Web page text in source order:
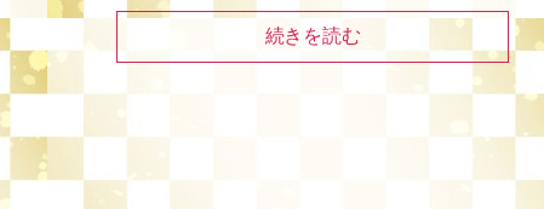
続きを読む